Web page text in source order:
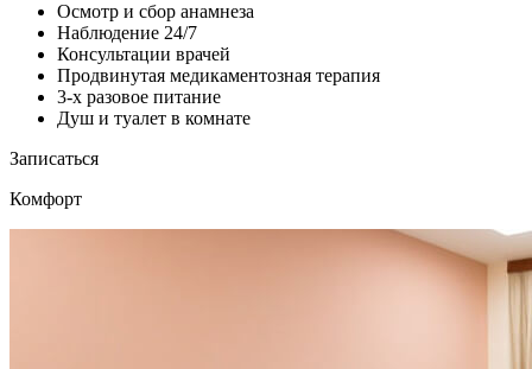
Осмотр и сбор анамнеза
Наблюдение 24/7
Консультации врачей
Продвинутая медикаментозная терапия
3-х разовое питание
Душ и туалет в комнате
Записаться
Комфорт